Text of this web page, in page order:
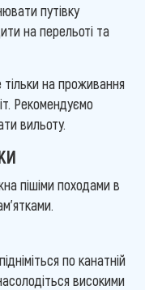
путівку
на перельоті та
тільки на проживання
Рекомендуємо
вильоту.
пішіми походами в
по канатній
високими